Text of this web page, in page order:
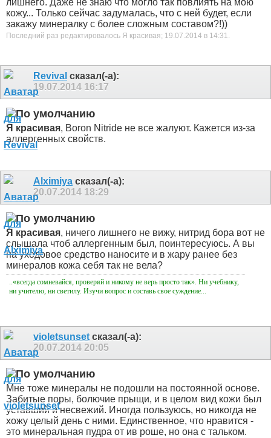
кожу... Только сейчас задумалась, что с ней будет, если
закажу минералку с более сложным составом?!))
Последний раз редактировалось Я красивая; 19.07.2014 в 14:31.
Revival сказал(-а):
19.07.2014 16:17
Я красивая, Boron Nitride не все жалуют. Кажется из-за
аллергенных свойств.
Alximiya сказал(-а):
20.07.2014 18:29
Я красивая, ничего лишнего не вижу, нитрид бора вот не
слышала чтоб аллергенным был, поинтересуюсь. А вы
на уходовое средство наносите и в жару ранее без
минералов кожа себя так не вела?
..«всегда сомневайся, проверяй и никому не верь просто так». Ни учебнику,
ни учителю, ни светилу. Изучи вопрос и составь свое суждение...
violetsunset сказал(-а):
20.07.2014 20:05
Мне тоже минералы не подошли на постоянной основе.
Забитые поры, болючие прыщи, и в целом вид кожи был
уставший и несвежий. Иногда пользуюсь, но никогда не
хожу целый день с ними. Единственное, что нравится -
это минеральная пудра от ив роше, но она с тальком.